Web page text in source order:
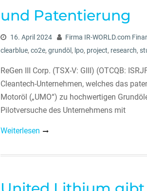
und Patentierung
16. April 2024 Firma IR-WORLD.com
clearblue, co2e, grundöl , lpo, project, research,
ReGen III Corp. (TSX-V: GIII) (OTCQB:
Cleantech-Unternehmen, welches das
Motoröl („UMO“) zu hochwertigen
Pilotversuche des Unternehmens mit
Weiterlesen